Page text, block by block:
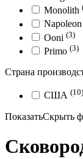
Monolith
Napoleon
Ooni (3)
Primo (3)
Страна
США (10)
ПоказатьСкрыть